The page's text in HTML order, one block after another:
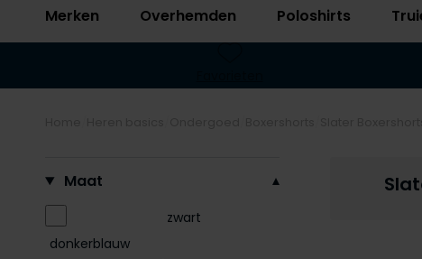
Merken Overhemden Poloshirts
Maat
donkerblauw
zwart